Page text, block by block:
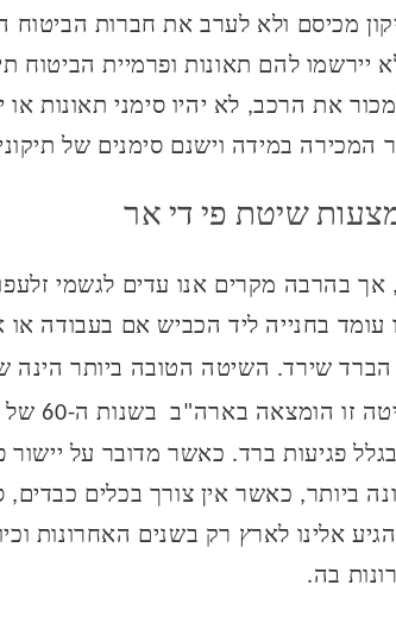
מכיסם ולא לערב את חברות הביטוח
יירשמו להם תאונות ופרמיית הביטוח
את הרכב, לא יהיו סימני תאונות או
במידה וישנם סימנים של
שיטת פי די אר
אך בהרבה מקרים אנו עדים לגשמי
בחנייה ליד הכביש אם בעבודה או
הברד שירד. השיטה הטובה ביותר הינה
, כאשר שיטה זו
פגיעות ברד. כאשר מדובר על
ביותר, כאשר אין צורך בכלים
אלינו לארץ רק בשנים האחרונות
בה.